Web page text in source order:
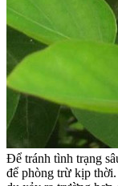
Để tránh tình trạng
để phòng trừ kịp